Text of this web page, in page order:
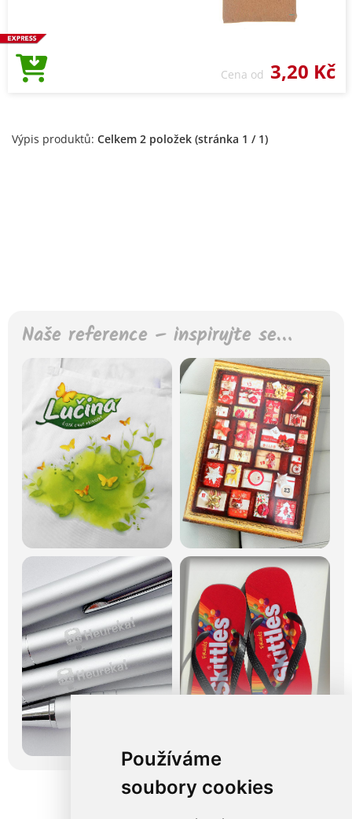
Používáme
soubory cookies
Cena od 3,20 Kč
Výpis produktů: Celkem 2 položek (stránka 1 / 1)
Naše reference – inspirujte se…